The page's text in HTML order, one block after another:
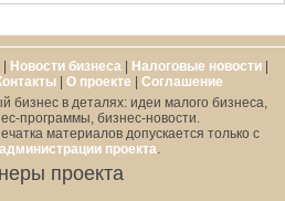
| Новости бизнеса | Налоговые новости|
| О проекте | Cоглашение
бизнес в деталях: идеи малого бизнеса,
программы, бизнес-новости.
материалов допускается только с
администрации проекта
проекта